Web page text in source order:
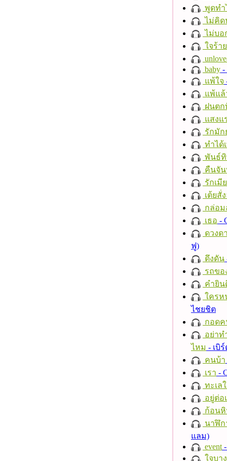
พูดทำ
ไม่คิด
ไม่บอ
ใจร้าย
baby -
แพ้ใจ
แพ้แล้
ฝนตก
แสงแ
รักมัก
ทำได้
พันธ์
คืนจั
รักเมี
เต้ยสั่
กล่อม
เธอ -
ดวงด
ฟู)
ดึงดัน
รถขอ
คำยิน
ใครห
ไชยชิต
กอดค
อย่าท
ไหม - เบิ
คนบ้า
เรา -
ทะเล
อยู่ต่อ
ก้อน
นาฬิก
แลม)
event
ใจบาง